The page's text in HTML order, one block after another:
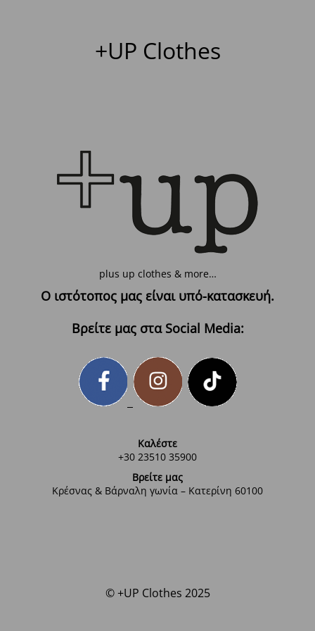
+UP Clothes
plus up clothes & more…
Ο ιστότοπος μας είναι υπό-κατασκευή.
Βρείτε μας στα Social Media:
Καλέστε
+30 23510 35900
Βρείτε μας
Κρέσνας & Βάρναλη γωνία – Κατερίνη 60100
© +UP Clothes 2025